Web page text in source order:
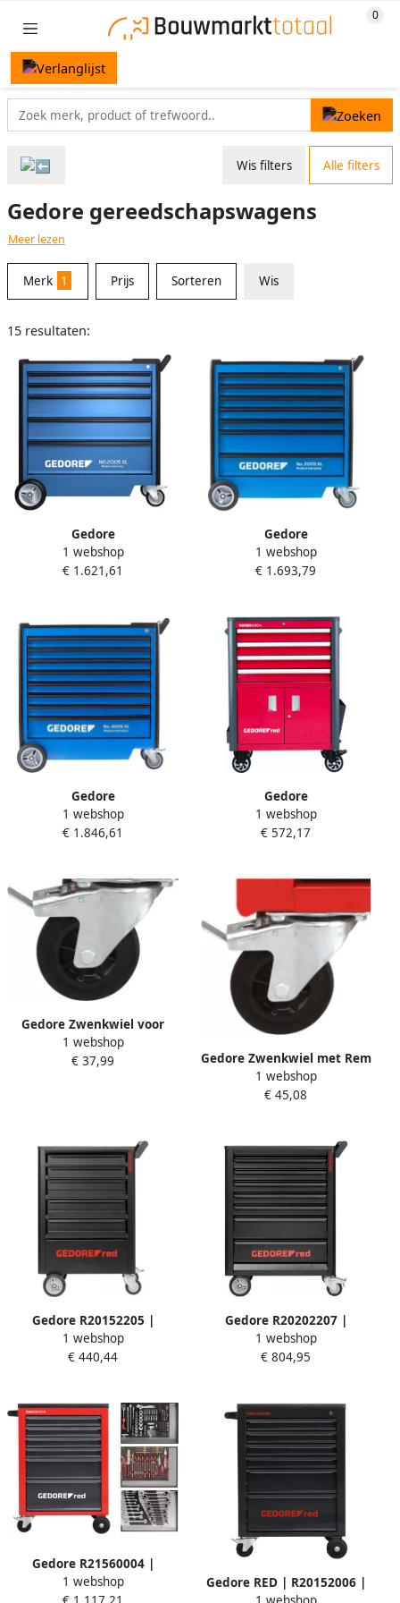
Wis filters Alle filters
Gedore gereedschapswagens
Meer lezen
Merk 1 Prijs Sorteren Wis
15 resultaten:
Gedore
Gereedschapswagen XL | 5
laden 3437515
1 webshop
€ 1.621,61
Gedore
Gereedschapswagen XL | 7
laden 3437493
1 webshop
€ 1.693,79
Gedore
Gereedschapswagen XL | 8
laden 3437485
1 webshop
€ 1.846,61
Gedore
Gereedschapswagen
WINGMAN | 4 Laden |
1 webshop
€ 572,17
Gedore Zwenkwiel voor
Gereedschapswagen |
MECHANIC 3301722
1 webshop
€ 37,99
Gedore Zwenkwiel met Rem
voor Gereedschapswagen |
WINGMAN 3301820
1 webshop
€ 45,08
Gedore R20152205 |
Gereedschapwagen
GEDWorker | 5 laden |
1 webshop
€ 440,44
Gedore R20202207 |
Gereedschapwagen
GEDMaster | 7 laden |
1 webshop
€ 804,95
Gedore R21560004 |
Gereedschapwagen
1 webshop
Gedore RED | R20152006 |